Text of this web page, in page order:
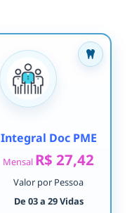
Integral Doc PME
Mensal R$ 27,42
Valor por Pessoa
De 03 a 29 Vidas